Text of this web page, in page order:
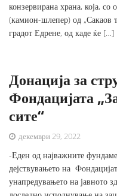
конзервирана храна, која, со
(камион-шлепер) од „Сакаов
градот Едрене, од каде ќе […]
Донација за
Фондацијата
сите“
декември 29, 2022
-Еден од најважните
дејствувањето на
унапредувањето на јавното